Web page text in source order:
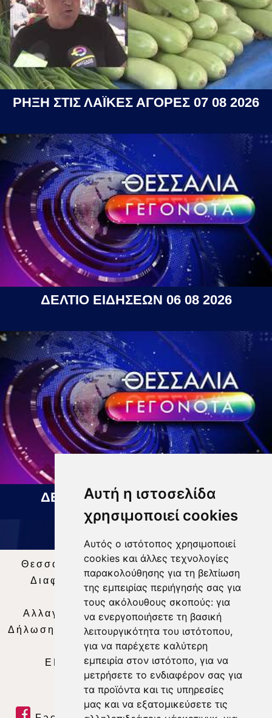
Αυτή η ιστοσελίδα
χρησιμοποιεί cookies
Αυτός ο ιστότοπος χρησιμοποιεί
cookies και άλλες τεχνολογίες
παρακολούθησης για τη βελτίωση
της εμπειρίας περιήγησής σας για
τους ακόλουθους σκοπούς: για
να ενεργοποιήσετε τη βασική
λειτουργικότητα του ιστότοπου,
για να παρέχετε καλύτερη
εμπειρία στον ιστότοπο, για να
μετρήσετε το ενδιαφέρον σας για
τα προϊόντα και τις υπηρεσίες
μας και να εξατομικεύσετε τις
ΡΗΞΗ ΣΤΙΣ ΛΑΪΚΕΣ ΑΓΟΡΕΣ 07 08 2026
ΔΕΛΤΙΟ ΕΙΔΗΣΕΩΝ 06 08 2026
ΔΕΛΤΙΟ ΕΙΔΗΣΕΩΝ 07 08 2026
Θεσσαλία Τηλεόραση|SNG Services
Διαφήμιση | Όροι Χρήσης |Δήλωση
Απορρήτου |
Περιεχόμενο
Αλλαγή Προτιμήσεων για τα Cookies
Δήλωση συμμόρφωσης με τη σύσταση (ΕΕ)
2018/334|Ταυτότητα
ΕΝΗΜΕΡΩΣΗ |WEB TV| LIVE